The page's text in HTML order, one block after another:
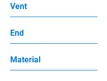
Vent
End
Material
聯絡我們
電子型錄